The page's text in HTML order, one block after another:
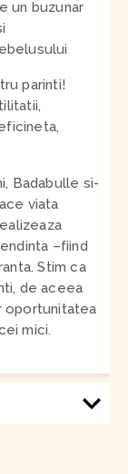
un buzunar
parinti!
Badabulle si-
viata
–fiind
Stim ca
de aceea
oportunitatea
mici.